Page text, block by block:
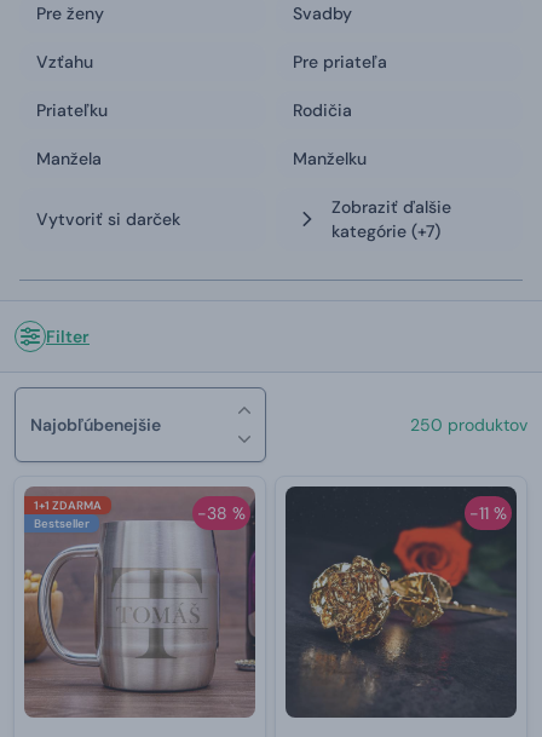
Pre ženy Svadby
Vzťahu Pre priateľa
Priateľku Rodičia
Manžela Manželku
Vytvoriť si darček
Zobraziť ďalšie
kategórie (+7)
Filter
Najobľúbenejšie 250 produktov
-38 %
1+1 ZDARMA
Bestseller
-11 %